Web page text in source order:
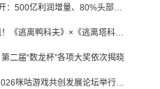
游戏AI“账本”公开：500亿利润增量、80%头部入局，谁在闷声发财？
对话搜打撤鼻祖！《逃离鸭科夫》×《逃离塔科夫》官方线下沙龙落幕
二届“数龙杯”各项大奖依次揭晓
智竞·未来——2026咪咕游戏共创发展论坛举行：聚力精品内容、AI创作与电竞生态，共建高品质益智健康游戏社区